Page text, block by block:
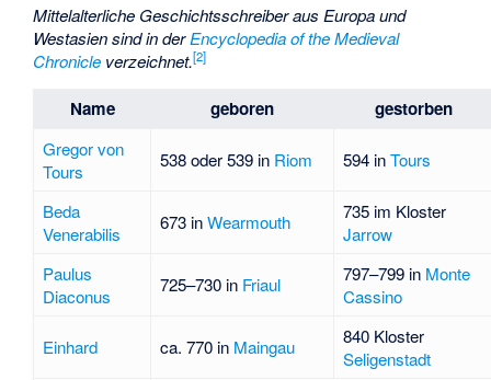
Mittelalterliche Geschichtsschreiber aus Europa und
Westasien sind in derEncyclopedia of the Medieval
Chronicle verzeichnet.[2]
Name geboren gestorben
Gregor von
Tours
538 oder 539 in Riom 594 inTours
Beda
Venerabilis
673 inWearmouth
735 im Kloster
Jarrow
Paulus
Diaconus
725–730 in Friaul 797–799 in Monte
Cassino
Einhard ca. 770 in Maingau
840 Kloster
Seligenstadt